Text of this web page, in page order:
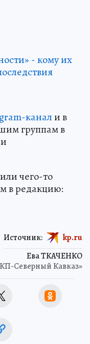
- кому их
канали в
группам в
и
чего-то
в редакцию:
Ева ТКАЧЕНКО
Северный Кавказ»
Источник: kp.ru